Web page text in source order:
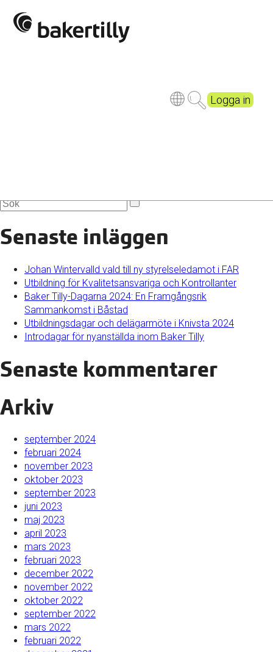
Logga in
BT-24_sv72dpi
Senaste inläggen
Johan Wintervalld vald till ny styrelseledamot i FAR
Utbildning för Kvalitetsansvariga och Kontrollanter
Baker Tilly-Dagarna 2024: En Framgångsrik
Sammankomst i Båstad
Utbildningsdagar och delägarmöte i Knivsta 2024
Introdagar för nyanställda inom Baker Tilly
Senaste kommentarer
Arkiv
september 2024
februari 2024
november 2023
oktober 2023
september 2023
juni 2023
maj 2023
april 2023
mars 2023
februari 2023
december 2022
november 2022
oktober 2022
september 2022
mars 2022
februari 2022